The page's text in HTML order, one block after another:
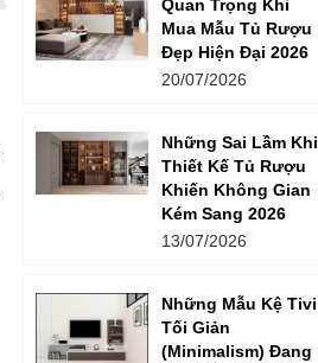
Quan Trọng Khi
Mua Mẫu Tủ Rượu
Đẹp Hiện Đại 2026
20/07/2026
Những Sai Lầm Khi
Thiết Kế Tủ Rượu
Khiến Không Gian
Kém Sang 2026
13/07/2026
Những Mẫu Kệ Tivi
Tối Giản
(Minimalism) Đang